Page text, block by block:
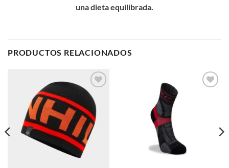
una dieta equilibrada.
PRODUCTOS RELACIONADOS
Add to
wishlist